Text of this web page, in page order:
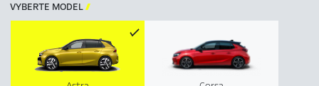
VYBERTE MODEL